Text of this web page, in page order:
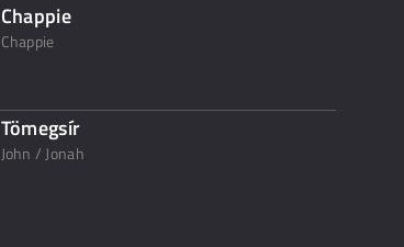
Chappie
Chappie
Tömegsír
John / Jonah